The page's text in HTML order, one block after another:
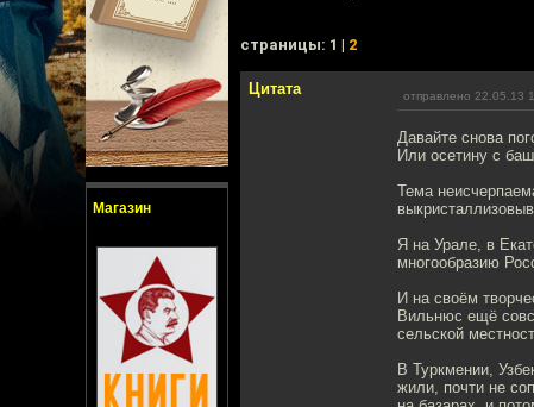
Магазин
cтраницы: 1 | 2
Цитата отправлено 22.05.13
Давайте снова
Или осетину с
Тема
Я на Урале, в
многообразию
И на своём
Вильнюс ещё
сельской
В Туркмении,
жили, почти не